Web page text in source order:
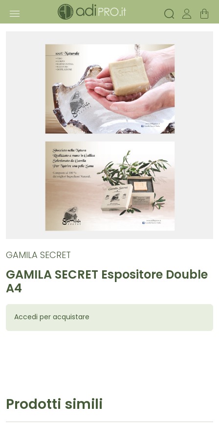
GAMILA SECRET
GAMILA SECRET Espositore Double
A4
Accedi per acquistare
Prodotti simili